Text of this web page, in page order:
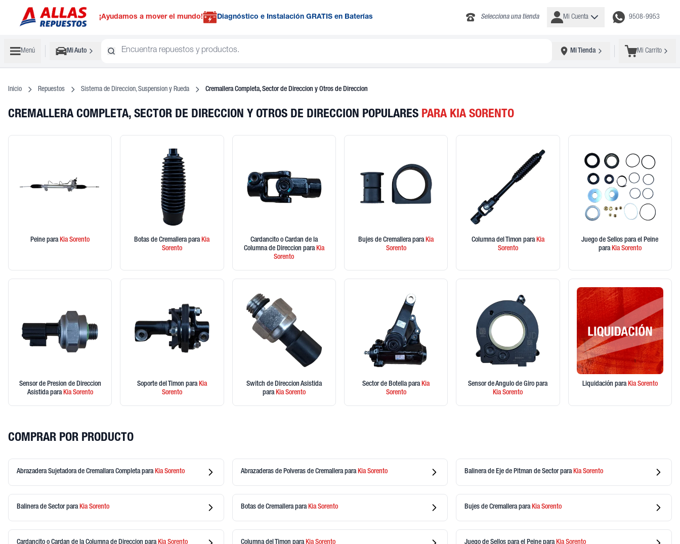
¡Ayudamos a mover el mundo! Diagnóstico e Instalación GRATIS en Baterías Selecciona una tienda Mi Cuenta 9508-9953
Menú Mi Auto Mi Tienda Mi Carrito
Inicio Repuestos Sistema de Direccion, Suspension y Rueda Cremallera Completa, Sector de Direccion y Otros de Direccion
CREMALLERA COMPLETA, SECTOR DE DIRECCION Y OTROS DE DIRECCION POPULARES PARA KIA SORENTO
Peine paraKiaSorento Botas de Cremallera paraKia
Sorento
Cardancito o Cardan de la
Columna de Direccion paraKia
Sorento
Bujes de Cremallera paraKia
Sorento
Columna del Timon paraKia
Sorento
Juego de Sellos para el Peine
paraKiaSorento
Sensor de Presion de Direccion
Asistidapara KiaSorento
Soporte del Timon para Kia
Sorento
Switch de Direccion Asistida
para KiaSorento
Sector de Botellapara Kia
Sorento
Sensor de Angulo de Giropara
KiaSorento
Liquidación para KiaSorento
COMPRAR POR PRODUCTO
Abrazadera Sujetadora de Cremallara Completa paraKiaSorento Abrazaderas de Polveras de Cremallera paraKiaSorento Balinera de Eje de Pitman de Sector paraKiaSorento
Balinera de Sector paraKiaSorento Botas de Cremallera paraKiaSorento Bujes de Cremallera paraKiaSorento
Cardancito o Cardan de la Columna de Direccion paraKiaSorento Columna del Timon paraKiaSorento Juego de Sellos para el Peine paraKiaSorento